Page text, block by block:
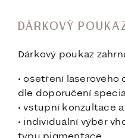
DÁRKOVÝ
Dárkový poukaz
• ošetření
dle doporučení
• vstupní konzultace
• individuální výběr